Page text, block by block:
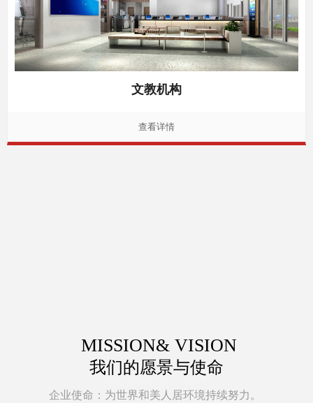
文教机构
查看详情
MISSION& VISION
我们的愿景与使命
企业使命：为世界和美人居环境持续努力。